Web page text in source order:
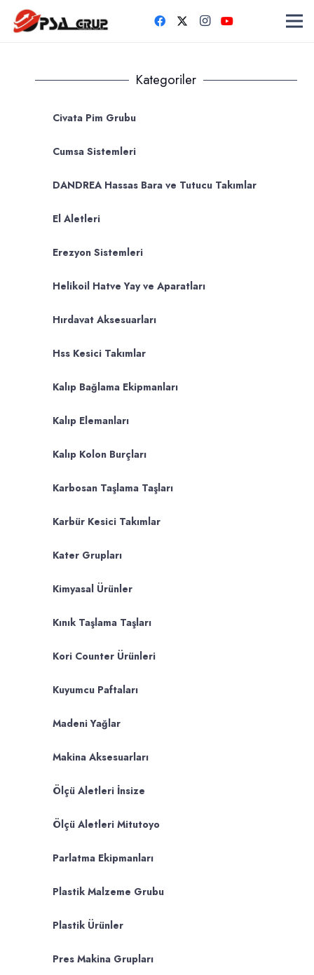
Kategoriler
Civata Pim Grubu
Cumsa Sistemleri
DANDREA Hassas Bara ve Tutucu Takımlar
El Aletleri
Erezyon Sistemleri
Helikoil Hatve Yay ve Aparatları
Hırdavat Aksesuarları
Hss Kesici Takımlar
Kalıp Bağlama Ekipmanları
Kalıp Elemanları
Kalıp Kolon Burçları
Karbosan Taşlama Taşları
Karbür Kesici Takımlar
Kater Grupları
Kimyasal Ürünler
Kınık Taşlama Taşları
Kori Counter Ürünleri
Kuyumcu Paftaları
Madeni Yağlar
Makina Aksesuarları
Ölçü Aletleri İnsize
Ölçü Aletleri Mitutoyo
Parlatma Ekipmanları
Plastik Malzeme Grubu
Plastik Ürünler
Pres Makina Grupları